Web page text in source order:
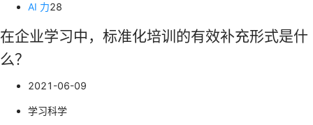
AI 力28
在企业学习中，标准化培训的有效补充形式是什
么？
2021-06-09
学习科学